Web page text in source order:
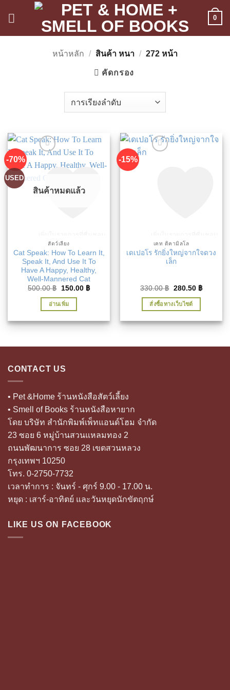
0
หน้าหลัก / สินค้า หนา / 272 หน้า
คัดกรอง
-70%
USED
สินค้าหมดแล้ว
สัตว์เลี้ยง
Cat Speak: How To Learn It,
Speak It, And Use It To
Have A Happy, Healthy,
Well-Mannered Cat
500.00฿
Original
was:
500.00 ฿.
150.00 ฿Current
อ่านเพิ่ม
-15%
เคท ดิคามิลโล
เดเปอโร รักยิ่งใหญ่จากใจดวง
เล็ก
330.00฿ Original
was:
330.00 ฿.
280.50 ฿Current
สั่งซื้อทางเว็บไซต์
CONTACT US
• Pet &Home ร้านหนังสือสัตว์เลี้ยง
• Smell of Books ร้านหนังสือหายาก
โดย บริษัท สำนักพิมพ์เพ็ทแอนด์โฮม จำกัด
23 ซอย 6 หมู่บ้านสวนแหลมทอง 2
ถนนพัฒนาการ ซอย 28 เขตสวนหลวง
กรุงเทพฯ 10250
โทร. 0-2750-7732
เวลาทำการ : จันทร์ - ศุกร์ 9.00 - 17.00 น.
หยุด : เสาร์-อาทิตย์ และวันหยุดนักขัตฤกษ์
LIKE US ON FACEBOOK